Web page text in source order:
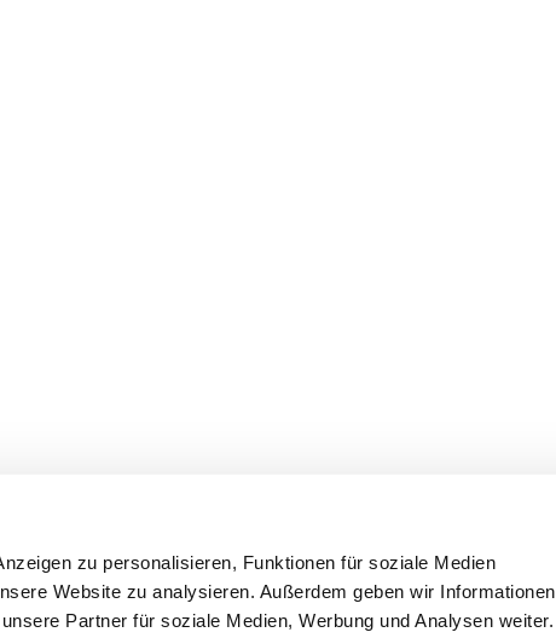
zu personalisieren, Funktionen für soziale Medien
Website zu analysieren. Außerdem geben wir Informationen
Partner für soziale Medien, Werbung und Analysen weiter.